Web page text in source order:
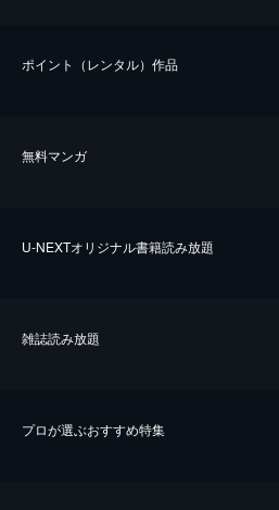
ポイント（レンタル）作品
無料マンガ
U-NEXTオリジナル書籍読み放題
雑誌読み放題
プロが選ぶおすすめ特集